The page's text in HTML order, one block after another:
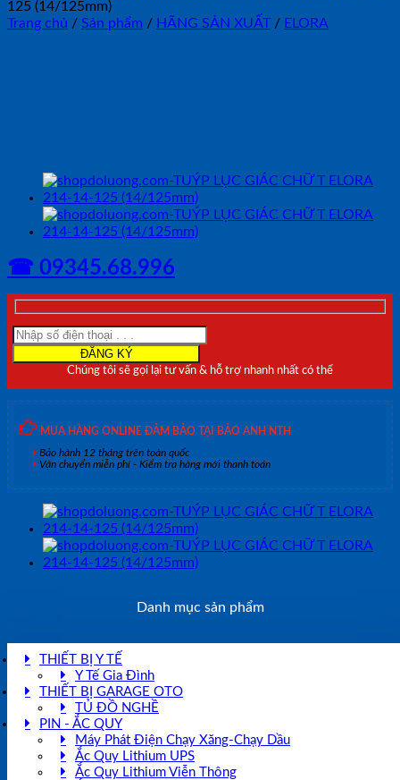
Trang chủ / Sản phẩm / HÃNG SẢN XUẤT / ELORA
☎ 09345.68.996
Chúng tôi sẽ gọi lại tư vấn & hỗ trợ nhanh nhất có thể
MUA HÀNG ONLINE ĐẢM BẢO TẠI BẢO ANH NTH
Bảo hành 12 tháng trên toàn quốc
Vận chuyển miễn phí - Kiểm tra hàng mới thanh toán
Danh mục sản phẩm
THIẾT BỊ Y TẾ
Y Tế Gia Đình
THIẾT BỊ GARAGE OTO
TỦ ĐỒ NGHỀ
PIN - ẮC QUY
Máy Phát Điện Chạy Xăng-Chạy Dầu
Ắc Quy Lithium UPS
Ắc Quy Lithium Viễn Thông